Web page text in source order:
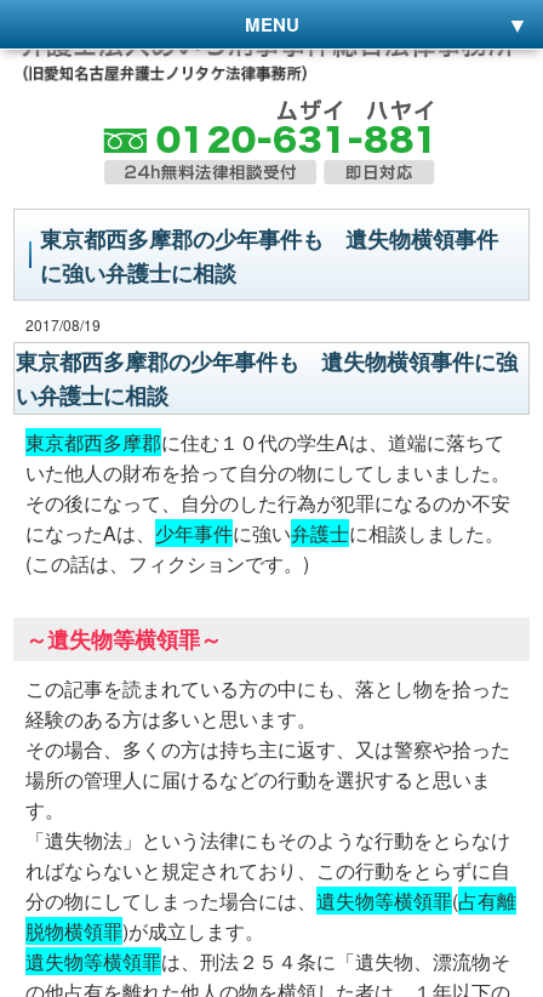
MENU
東京都西多摩郡の少年事件も 遺失物横領事件
に強い弁護士に相談
2017/08/19
東京都西多摩郡の少年事件も 遺失物横領事件に強
い弁護士に相談
東京都西多摩郡に住む１０代の学生Aは、道端に落ちて
いた他人の財布を拾って自分の物にしてしまいました。
その後になって、自分のした行為が犯罪になるのか不安
になったAは、 少年事件に強い弁護士に相談しました。
(この話は、フィクションです。)
～遺失物等横領罪～
この記事を読まれている方の中にも、落とし物を拾った
経験のある方は多いと思います。
その場合、多くの方は持ち主に返す、又は警察や拾った
場所の管理人に届けるなどの行動を選択すると思いま
す。
「遺失物法」という法律にもそのような行動をとらなけ
ればならないと規定されており、この行動をとらずに自
分の物にしてしまった場合には、遺失物等横領罪(占有離
脱物横領罪)が成立します。
遺失物等横領罪は、刑法２５４条に「遺失物、漂流物そ